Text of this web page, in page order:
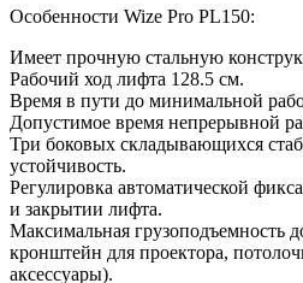
Особенности Wize Pro PL150:
Имеет прочную стальную
Рабочий ход лифта 128.5 см.
Время в пути до минимальной
Допустимое время непрерывной
Три боковых складывающихся
устойчивость.
Регулировка автоматической
и закрытии лифта.
Максимальная грузоподъемность
кронштейн для проектора,
аксессуары).